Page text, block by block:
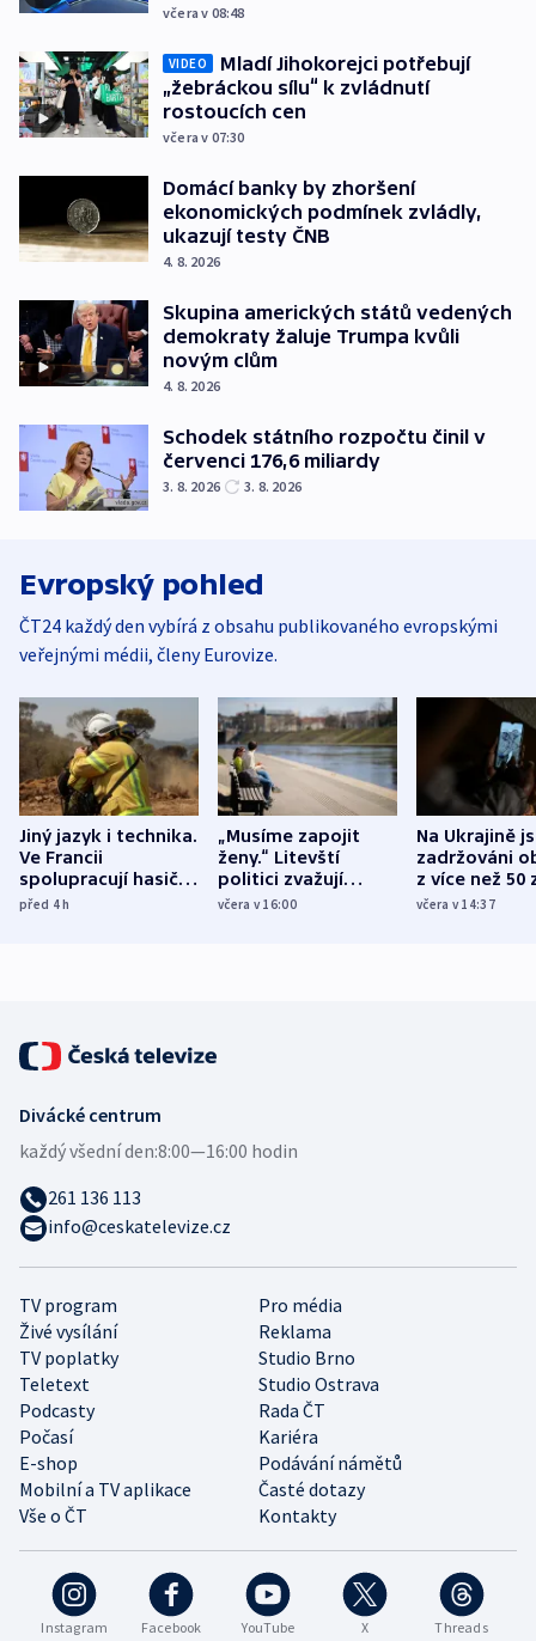
včera v 08:48
VIDEO
Mladí Jihokorejci potřebují
„žebráckou sílu“ k zvládnutí
rostoucích cen
včera v 07:30
Domácí banky by zhoršení
ekonomických podmínek zvládly,
ukazují testy ČNB
4. 8. 2026
Skupina amerických států vedených
demokraty žaluje Trumpa kvůli
novým clům
4. 8. 2026
Schodek státního rozpočtu činil v
červenci 176,6 miliardy
3. 8. 2026 3. 8. 2026
Evropský pohled
ČT24 každý den vybírá z obsahu publikovaného evropskými
veřejnými médii, členy Eurovize.
Jiný jazyk i technika.
Ve Francii
spolupracují hasiči z
různých zemí
před 4h
„Musíme zapojit
ženy.“ Litevští
politici zvažují
dohodu o
včera v 16:00
Na Ukrajině
zadržováni
z více než 50
Bojovali na
včera v 14:37
Instagram Facebook YouTube X Threads
TV program
Pro média
Živé vysílání
Reklama
TV poplatky
Studio Brno
Teletext
Studio Ostrava
Podcasty
Rada ČT
Počasí
Kariéra
E-shop
Podávání námětů
Mobilní a TV aplikace
Časté dotazy
Vše o ČT
Kontakty
Divácké centrum
každý všední den:8:00—16:00 hodin
261 136 113
info@ceskatelevize.cz